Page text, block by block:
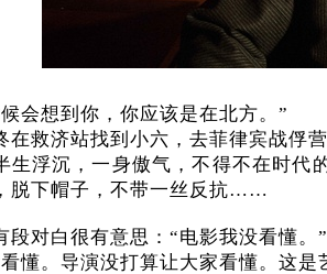
会想到你，你应该是在北方。”
在救济站找到小六，去菲律宾战俘营
生浮沉，一身傲气，不得不在时代
脱下帽子，不带一丝反抗……
段对白很有意思：“电影我没看懂。”
懂。导演没打算让大家看懂。这